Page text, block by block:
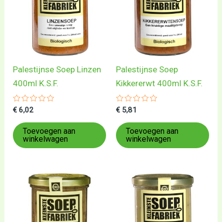
Palestijnse Soep Linzen
400ml K.S.F.
Gewaardeerd
uit
5
€ 6,02
Toevoegen aan
winkelwagen
Palestijnse Soep
Kikkererwt 400ml K.S.F.
Gewaardeerd
uit
5
€ 5,81
Toevoegen aan
winkelwagen